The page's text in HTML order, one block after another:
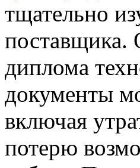
тщательно
поставщика.
диплома
документы
включая
потерю